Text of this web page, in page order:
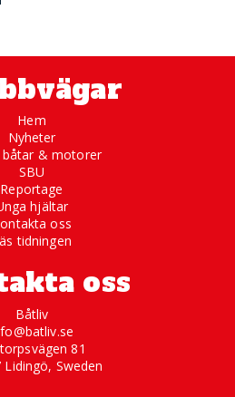
Hem
Nyheter
båtar & motorer
SBU
Reportage
hjältar
oss
tidningen
oss
Båtliv
81
Lidingö, Sweden